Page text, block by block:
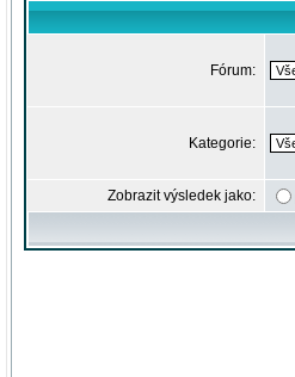
Fórum:
Kategorie:
Zobrazit výsledek jako: